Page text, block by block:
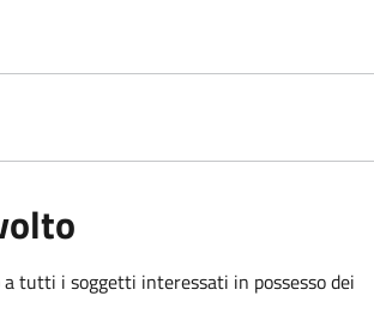
tutti i soggetti interessati in possesso dei